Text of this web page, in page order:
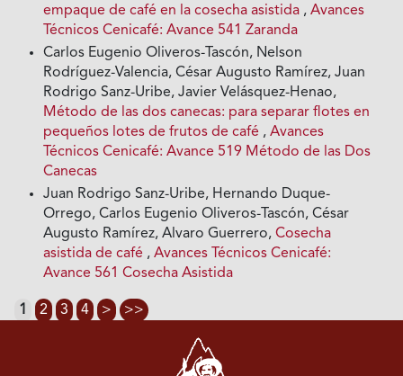
empaque de café en la cosecha asistida ,Avances
Técnicos Cenicafé: Avance 541 Zaranda
Carlos Eugenio Oliveros-Tascón, Nelson
Rodríguez-Valencia, César Augusto Ramírez, Juan
Rodrigo Sanz-Uribe, Javier Velásquez-Henao,
Método de las dos canecas: para separar flotes en
pequeños lotes de frutos de café ,Avances
Técnicos Cenicafé: Avance 519 Método de las Dos
Canecas
Juan Rodrigo Sanz-Uribe, Hernando Duque-
Orrego, Carlos Eugenio Oliveros-Tascón, César
Augusto Ramírez, Alvaro Guerrero,Cosecha
asistida de café ,Avances Técnicos Cenicafé:
Avance 561 Cosecha Asistida
1 2 3 4 > >>